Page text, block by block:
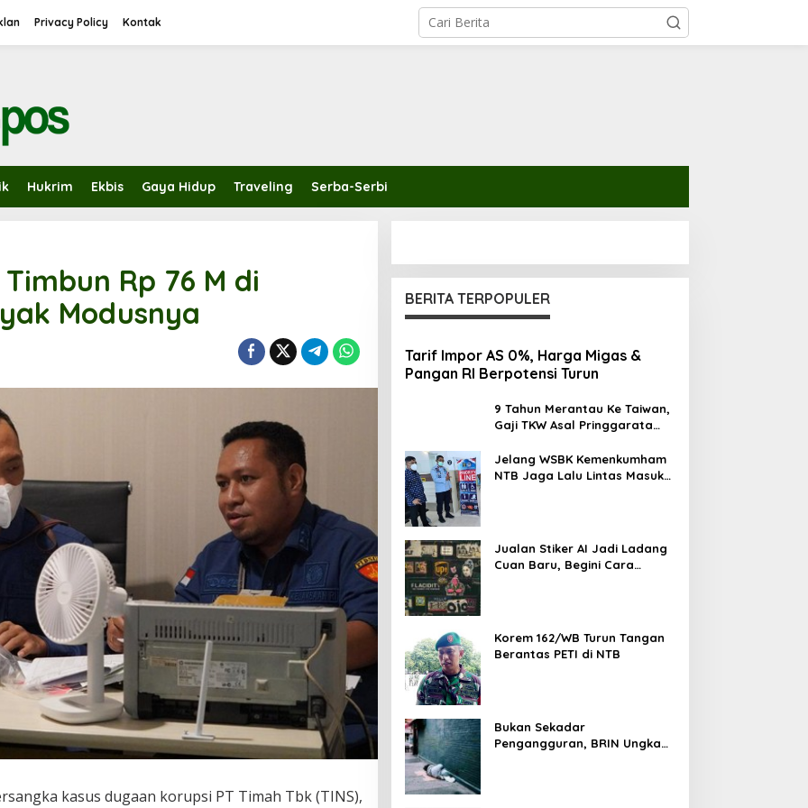
Privacy Policy Kontak
Hukrim Ekbis Gaya Hidup Traveling Serba-Serbi
Rp 76 M di
Modusnya
kasus dugaan korupsi PT Timah Tbk (TINS),
BERITA TERPOPULER
Tarif Impor AS 0%, Harga Migas &
Pangan RI Berpotensi Turun
9 Tahun Merantau Ke Taiwan,
Gaji TKW Asal Pringgarata
Oleh Suaminya
Jelang WSBK Kemenkumham
NTB Jaga Lalu Lintas Masuk
Jualan Stiker AI Jadi Ladang
Cuan Baru, Begini Cara
Korem 162/WB Turun Tangan
Berantas PETI di NTB
Bukan Sekadar
Pengangguran, BRIN Ungkap